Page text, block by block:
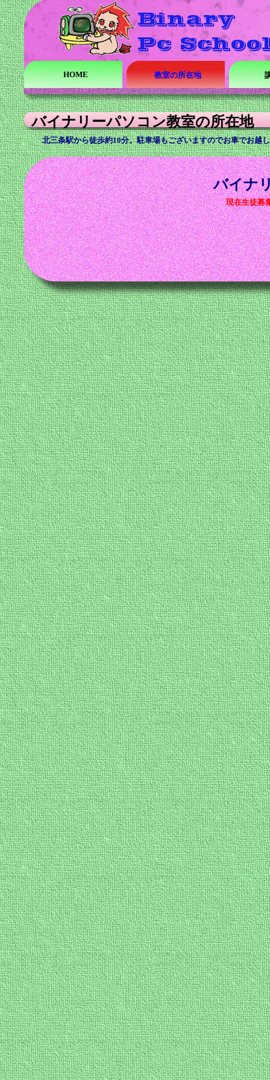
HOME 教室の所在地
バイナリーパソコン教室の所在地
北三条駅から徒歩約10分。駐車場もございますのでお車でお越
バイナ
現在生徒募